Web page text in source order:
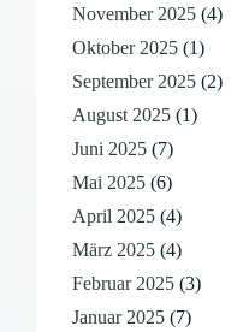
November 2025 (4)
Oktober 2025 (1)
September 2025 (2)
August 2025 (1)
Juni 2025 (7)
Mai 2025 (6)
April 2025 (4)
März 2025 (4)
Februar 2025 (3)
Januar 2025 (7)